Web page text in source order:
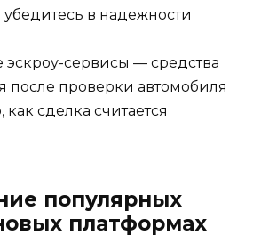
убедитесь в надежности
эскроу-сервисы — средства
после проверки автомобиля
как сделка считается
популярных
платформах